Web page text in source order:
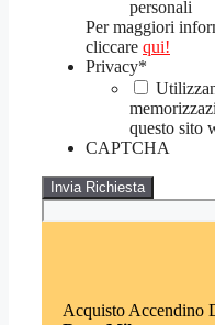
personali
Per maggiori
cliccare qui!
Privacy*
questo sito
CAPTCHA
Acquisto Accendino